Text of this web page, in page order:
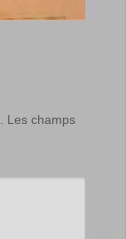
Les champs